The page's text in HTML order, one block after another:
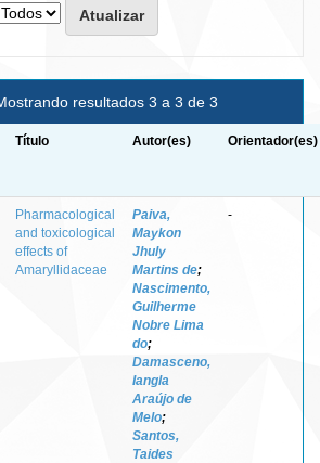
resultados 3 a 3 de 3
Título Autor(es) Orientador(es)
Pharmacological
and toxicological
effects of
Amaryllidaceae
Paiva,
Maykon
Jhuly
Martins de;
Nascimento,
Guilherme
Nobre Lima
do;
Damasceno,
Iangla
Araújo de
Melo;
Santos,
Taides
-